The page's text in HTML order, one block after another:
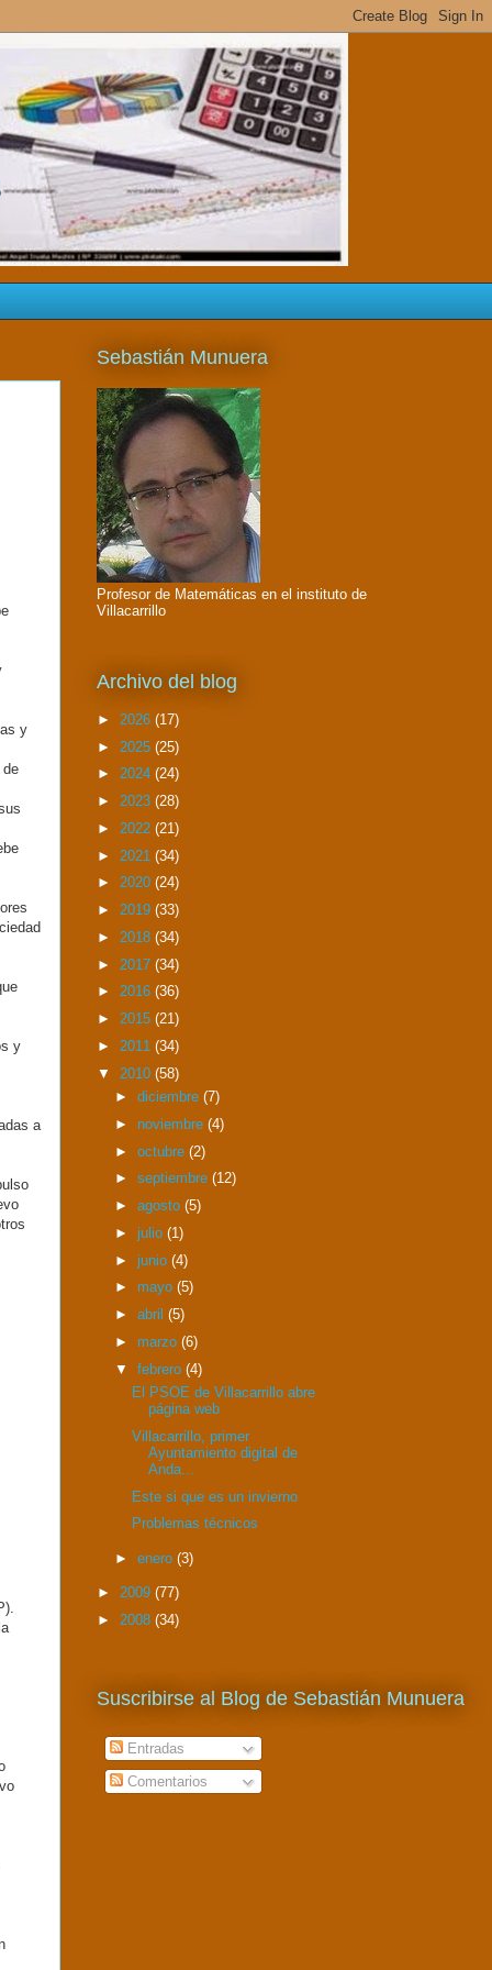
y
de
y
a
Sebastián Munuera
Profesor de Matemáticas en el instituto de
Villacarrillo
Archivo del blog
► 2026 (17)
► 2025 (25)
► 2024 (24)
► 2023 (28)
► 2022 (21)
► 2021 (34)
► 2020 (24)
► 2019 (33)
► 2018 (34)
► 2017 (34)
► 2016 (36)
► 2015 (21)
► 2011 (34)
▼ 2010 (58)
► diciembre (7)
► noviembre (4)
► octubre (2)
► septiembre (12)
► agosto (5)
► julio (1)
► junio (4)
► mayo (5)
► abril (5)
► marzo (6)
▼ febrero (4)
El PSOE de Villacarrillo abre
página web
Villacarrillo, primer
Ayuntamiento digital de
Anda...
Este si que es un invierno
Problemas técnicos
► enero (3)
► 2009 (77)
► 2008 (34)
Suscribirse al Blog de Sebastián Munuera
Entradas
Comentarios